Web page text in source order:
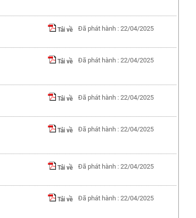
Tải về Đã phát hành : 22/04/2025
Tải về Đã phát hành : 22/04/2025
Tải về Đã phát hành : 22/04/2025
Tải về Đã phát hành : 22/04/2025
Tải về Đã phát hành : 22/04/2025
Tải về Đã phát hành : 22/04/2025